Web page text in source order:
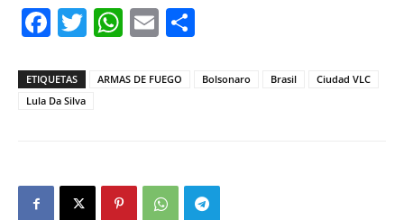
Facebook
Twitter
WhatsApp
Email
ETIQUETAS ARMAS DE FUEGO Bolsonaro Brasil
Ciudad VLC
Lula Da Silva